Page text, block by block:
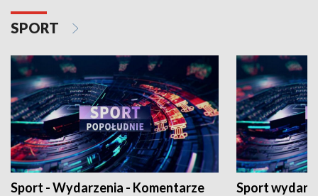
SPORT
Sport - Wydarzenia - Komentarze Sport